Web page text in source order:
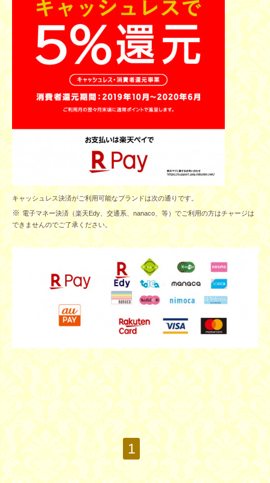
キャッシュレス決済がご利用可能なブランドは次の通りです。
※ 電子マネー決済（楽天Edy、交通系、nanaco、等）でご利用の方はチャージは
できませんのでご了承ください。
1